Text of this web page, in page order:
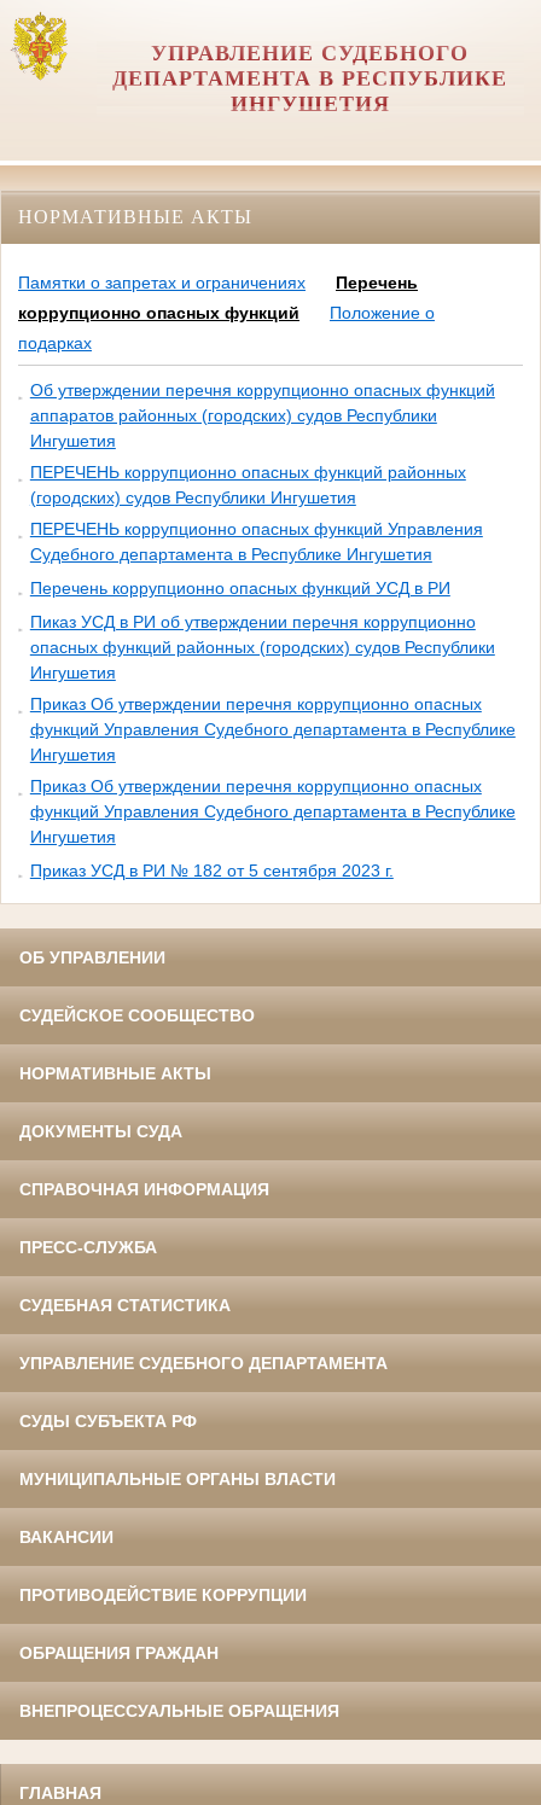
УПРАВЛЕНИЕ СУДЕБНОГО
ДЕПАРТАМЕНТА В РЕСПУБЛИКЕ
ИНГУШЕТИЯ
НОРМАТИВНЫЕ АКТЫ
Памятки о запретах и ограничениях
Перечень
коррупционно опасных функций
Положение о
подарках
Об утверждении перечня коррупционно опасных функций
аппаратов районных (городских) судов Республики
Ингушетия
ПЕРЕЧЕНЬ коррупционно опасных функций районных
(городских) судов Республики Ингушетия
ПЕРЕЧЕНЬ коррупционно опасных функций Управления
Судебного департамента в Республике Ингушетия
Перечень коррупционно опасных функций УСД в РИ
Пиказ УСД в РИ об утверждении перечня коррупционно
опасных функций районных (городских) судов Республики
Ингушетия
Приказ Об утверждении перечня коррупционно опасных
функций Управления Судебного департамента в Республике
Ингушетия
Приказ Об утверждении перечня коррупционно опасных
функций Управления Судебного департамента в Республике
Ингушетия
Приказ УСД в РИ № 182 от 5 сентября 2023 г.
ОБ УПРАВЛЕНИИ
СУДЕЙСКОЕ СООБЩЕСТВО
НОРМАТИВНЫЕ АКТЫ
ДОКУМЕНТЫ СУДА
СПРАВОЧНАЯ ИНФОРМАЦИЯ
ПРЕСС-СЛУЖБА
СУДЕБНАЯ СТАТИСТИКА
УПРАВЛЕНИЕ СУДЕБНОГО ДЕПАРТАМЕНТА
СУДЫ СУБЪЕКТА РФ
МУНИЦИПАЛЬНЫЕ ОРГАНЫ ВЛАСТИ
ВАКАНСИИ
ПРОТИВОДЕЙСТВИЕ КОРРУПЦИИ
ОБРАЩЕНИЯ ГРАЖДАН
ВНЕПРОЦЕССУАЛЬНЫЕ ОБРАЩЕНИЯ
ГЛАВНАЯ